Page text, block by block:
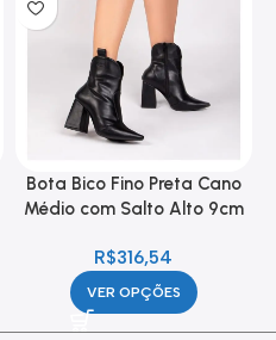
Bota Bico Fino Preta Cano
Médio com Salto Alto 9cm
R$316,54
VER OPÇÕES